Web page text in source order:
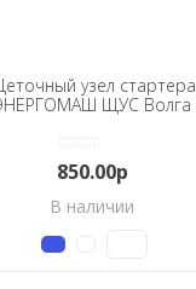
узел стартера
ЩУС Волга
850.00р
В наличии